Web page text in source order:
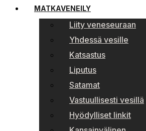
MATKAVENEILY
Liity veneseuraan
Yhdessä vesille
Katsastus
Liputus
Satamat
Vastuullisesti vesillä
Hyödylliset linkit